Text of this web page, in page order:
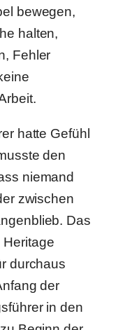
bewegen,
halten,
Fehler
hatte Gefühl
den
niemand
zwischen
Das
Heritage
durchaus
der
in den